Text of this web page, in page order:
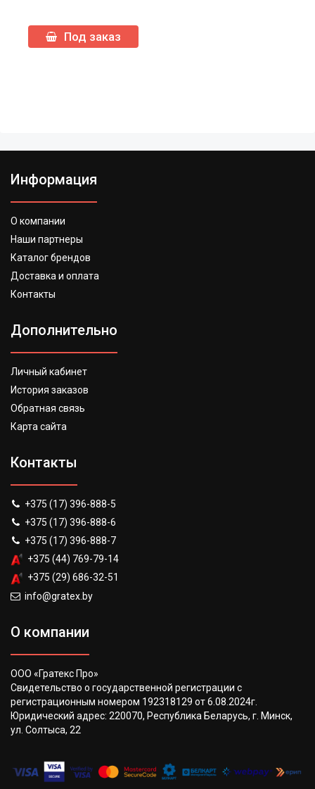
Под заказ
Информация
О компании
Наши партнеры
Каталог брендов
Доставка и оплата
Контакты
Дополнительно
Личный кабинет
История заказов
Обратная связь
Карта сайта
Контакты
+375 (17) 396-888-5
+375 (17) 396-888-6
+375 (17) 396-888-7
+375 (44) 769-79-14
+375 (29) 686-32-51
info@gratex.by
О компании
ООО «Гратекс Про»
Свидетельство о государственной регистрации с
регистрационным номером 192318129 от 6.08.2024г.
Юридический адрес: 220070, Республика Беларусь, г. Минск,
ул. Солтыса, 22